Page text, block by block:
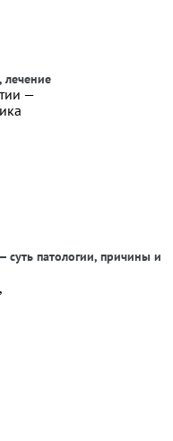
лечение
суть патологии, причины и